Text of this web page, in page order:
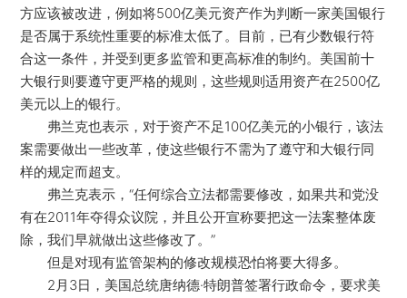
方应该被改进，例如将500亿美元资产作为判断一家美国银行
是否属于系统性重要的标准太低了。目前，已有少数银行符
合这一条件，并受到更多监管和更高标准的制约。美国前十
大银行则要遵守更严格的规则，这些规则适用资产在2500亿
美元以上的银行。
弗兰克也表示，对于资产不足100亿美元的小银行，该法
案需要做出一些改革，使这些银行不需为了遵守和大银行同
样的规定而超支。
弗兰克表示，“任何综合立法都需要修改，如果共和党没
有在2011年夺得众议院，并且公开宣称要把这一法案整体废
除，我们早就做出这些修改了。”
但是对现有监管架构的修改规模恐怕将要大得多。
2月3日，美国总统唐纳德·特朗普签署行政命令，要求美